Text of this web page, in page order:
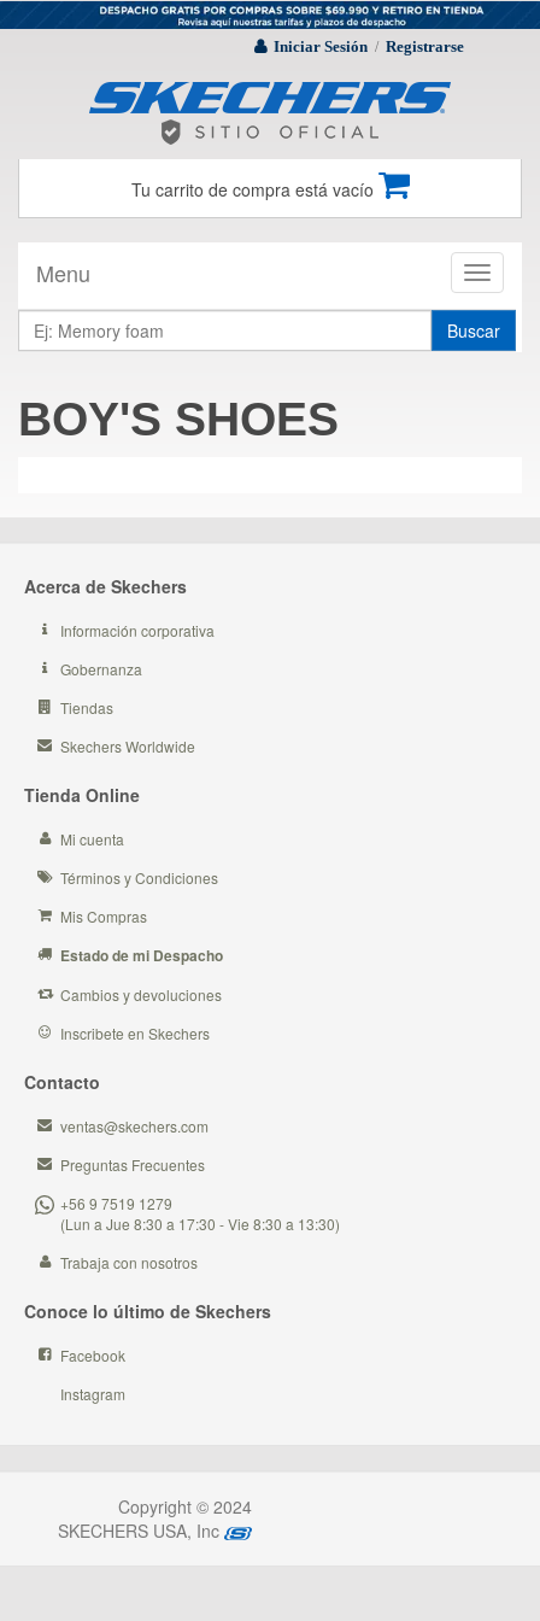
Iniciar Sesión / Registrarse
Tu carrito de compra está vacío
Toggle
Menu
Buscar
BOY'S SHOES
Acerca de Skechers
Información corporativa
Gobernanza
Tiendas
Skechers Worldwide
Tienda Online
Mi cuenta
Términos y Condiciones
Mis Compras
Estado de mi Despacho
Cambios y devoluciones
Inscribete en Skechers
Contacto
ventas@skechers.com
Preguntas Frecuentes
+56 9 7519 1279
(Lun a Jue 8:30 a 17:30 - Vie 8:30 a 13:30)
Trabaja con nosotros
Conoce lo último de Skechers
Facebook
Instagram
Copyright © 2024
SKECHERS USA, Inc